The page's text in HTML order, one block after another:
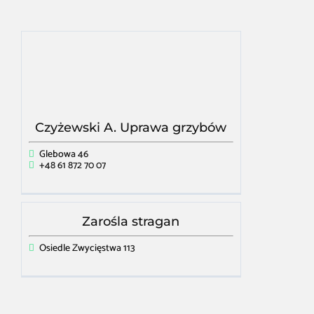
Czyżewski A. Uprawa grzybów
Glebowa 46
+48 61 872 70 07
Zarośla stragan
Osiedle Zwycięstwa 113